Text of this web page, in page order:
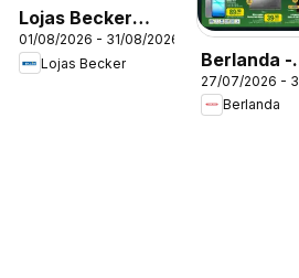
Lojas Becker
ofertas Agosto
01/08/2026 - 31/08/2026
Lojas Becker
Berlanda -
Ofertas
27/07/2026 -
Berlanda